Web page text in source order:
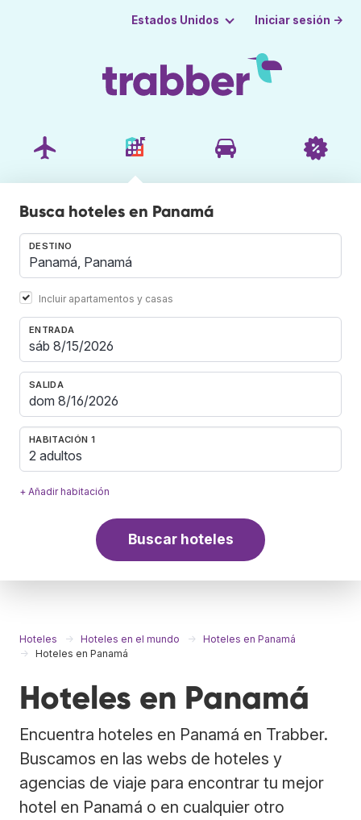
Estados Unidos Iniciar sesión →
Busca hoteles en Panamá
DESTINO
Incluir apartamentos y casas
ENTRADA
SALIDA
HABITACIÓN 1
2 adultos
+ Añadir habitación
Buscar hoteles
Hoteles Hoteles en el mundo
Hoteles en Panamá
Hoteles en Panamá
Hoteles en Panamá
Encuentra hoteles en Panamá en Trabber.
Buscamos en las webs de hoteles y
agencias de viaje para encontrar tu mejor
hotel en Panamá o en cualquier otro